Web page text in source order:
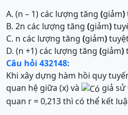
A. (n – 1) các lượng tăng (giảm)
B. 2n các lượng tăng (giảm)
C. n các lượng tăng (giảm)
D. (n +1) các lượng tăng (giảm)
Câu hỏi 432148:
Khi xây dựng hàm hồi quy
quan hệ giữa (x) và
giả
quan r = 0,213 thì có thể kết